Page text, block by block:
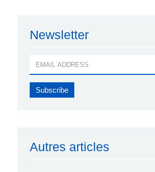
Newsletter
Autres articles